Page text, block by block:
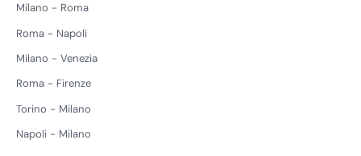
Milano - Roma
Roma - Napoli
Milano - Venezia
Roma - Firenze
Torino - Milano
Napoli - Milano